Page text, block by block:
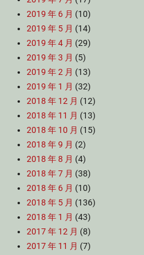
2019 年 6 月 (10)
2019 年 5 月 (14)
2019 年 4 月 (29)
2019 年 3 月 (5)
2019 年 2 月 (13)
2019 年 1 月 (32)
2018 年 12 月 (12)
2018 年 11 月 (13)
2018 年 10 月 (15)
2018 年 9 月 (2)
2018 年 8 月 (4)
2018 年 7 月 (38)
2018 年 6 月 (10)
2018 年 5 月 (136)
2018 年 1 月 (43)
2017 年 12 月 (8)
2017 年 11 月 (7)